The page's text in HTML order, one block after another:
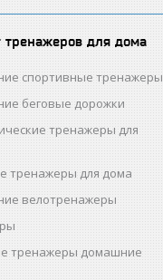
тренажеров для дома
спортивные тренажеры
беговые дорожки
тренажеры для
тренажеры для дома
велотренажеры
тренажеры домашние